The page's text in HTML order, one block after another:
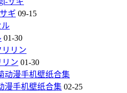
ギ 09-15
01-30
リン 01-30
漫手机壁纸合集 02-25